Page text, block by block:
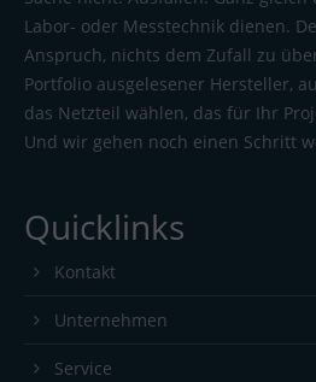
Labor- oder Messtechnik dienen.
Anspruch, nichts dem Zufall zu
Portfolio ausgelesener Hersteller,
das Netzteil wählen, das für Ihr
Und wir gehen noch einen Schritt
Quicklinks
Kontakt
Unternehmen
Service